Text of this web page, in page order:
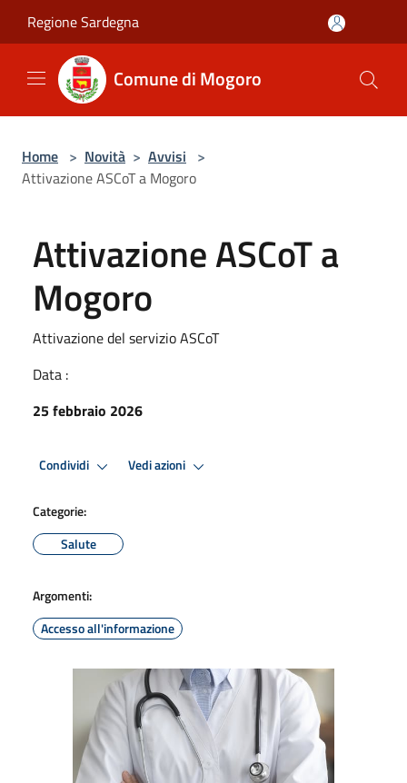
Regione Sardegna
Comune di Mogoro
Home > Novità > Avvisi >
Attivazione ASCoT a Mogoro
Attivazione ASCoT a
Mogoro
Attivazione del servizio ASCoT
Data :
25 febbraio 2026
Condividi Vedi azioni
Categorie:
Salute
Argomenti:
Accesso all'informazione